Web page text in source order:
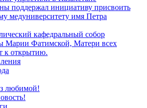
поддержал инициативу присвоить
медуниверситету имя Петра
кафедральный собор
Марии Фатимской, Матери всех
к открытию.
любимой!